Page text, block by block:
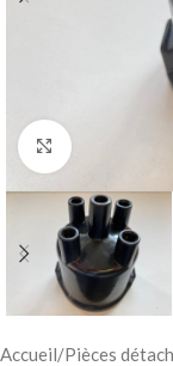
Cliquez
Accueil/Pièces